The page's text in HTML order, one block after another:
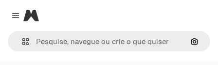
Close menu
Magnific